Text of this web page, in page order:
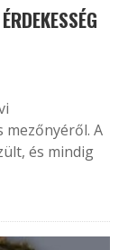
mezőnyéről. A
és mindig